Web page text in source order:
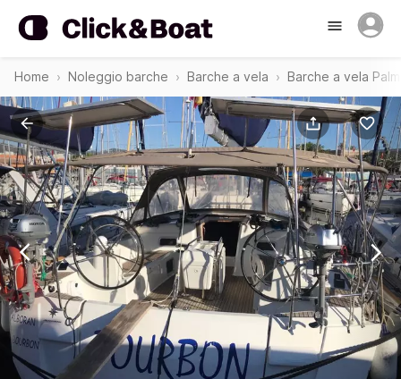
Home Noleggio barche Barche a vela Barche a vela